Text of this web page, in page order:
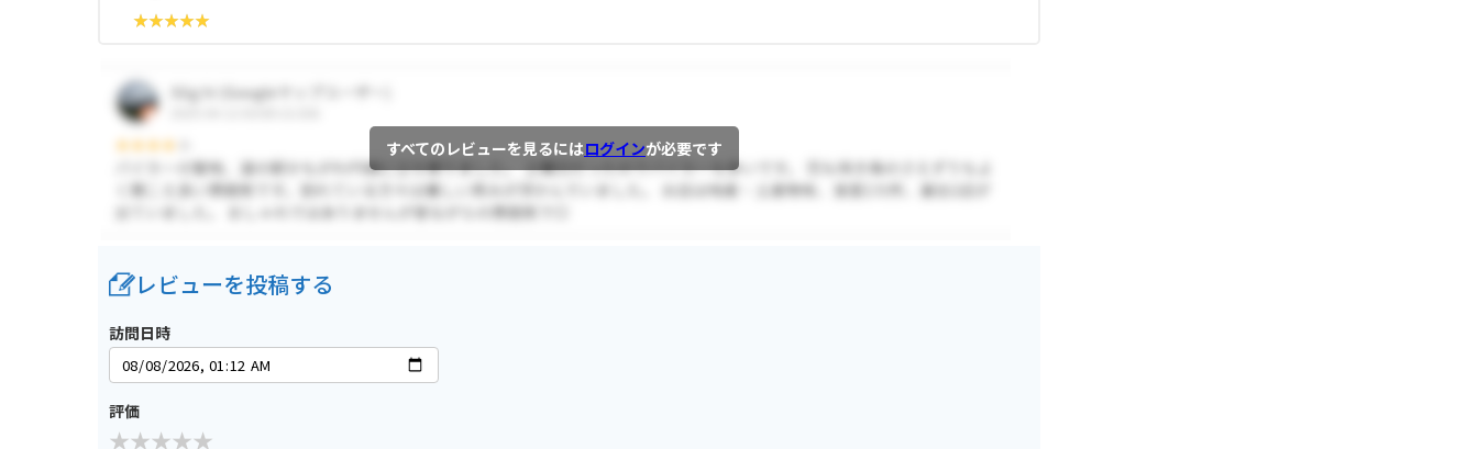
すべてのレビューを見るにはログインが必要です
レビューを投稿する
訪問日時
評価